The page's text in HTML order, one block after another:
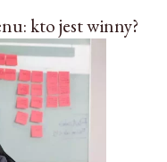
kto jest winny?